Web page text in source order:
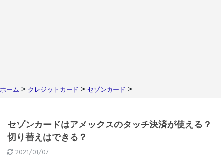
ホーム > クレジットカード > セゾンカード >
セゾンカードはアメックスのタッチ決済が使える？
切り替えはできる？
2021/01/07